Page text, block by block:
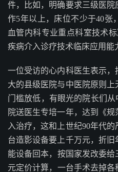
件，比如，明确要求三级医
作5年以上，床位不少于40张
血管内科专业重点科室技术
疾病介入诊疗技术临床应用能
一位受访的心内科医生表示
大的县级医院与中医院原则
门槛放低，有眼光的院长们
院送医生专培一年，达到《
入治疗，这和上世纪90年代
台造影设备要上千万元，折旧
能设备回本，按国家发改委
元定价计算，一台手术去掉各